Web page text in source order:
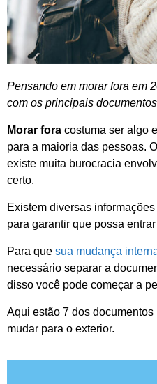
Pensando em morar fora em
com os principais
Morar fora costuma ser algo
para a maioria das pessoas.
existe muita burocracia
certo.
Existem diversas
para garantir que possa
Para que sua mudança
necessário separar a
disso você pode começar a
Aqui estão 7 dos
mudar para o exterior.